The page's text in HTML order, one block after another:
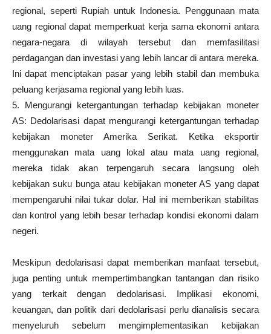
regional, seperti Rupiah untuk Indonesia. Penggunaan mata
uang regional dapat memperkuat kerja sama ekonomi antara
negara-negara di wilayah tersebut dan memfasilitasi
perdagangan dan investasi yang lebih lancar di antara mereka.
Ini dapat menciptakan pasar yang lebih stabil dan membuka
peluang kerjasama regional yang lebih luas.
5. Mengurangi ketergantungan terhadap kebijakan moneter
AS: Dedolarisasi dapat mengurangi ketergantungan terhadap
kebijakan moneter Amerika Serikat. Ketika eksportir
menggunakan mata uang lokal atau mata uang regional,
mereka tidak akan terpengaruh secara langsung oleh
kebijakan suku bunga atau kebijakan moneter AS yang dapat
mempengaruhi nilai tukar dolar. Hal ini memberikan stabilitas
dan kontrol yang lebih besar terhadap kondisi ekonomi dalam
negeri.
Meskipun dedolarisasi dapat memberikan manfaat tersebut,
juga penting untuk mempertimbangkan tantangan dan risiko
yang terkait dengan dedolarisasi. Implikasi ekonomi,
keuangan, dan politik dari dedolarisasi perlu dianalisis secara
menyeluruh sebelum mengimplementasikan kebijakan